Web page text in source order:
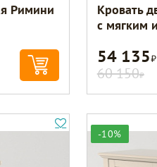
Римини
Кровать
с мягким
54 135Р
60 150Р
-10%